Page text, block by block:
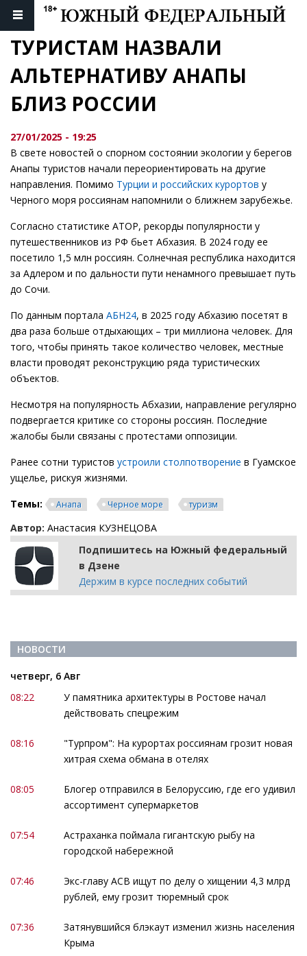
ТУРИСТАМ НАЗВАЛИ
АЛЬТЕРНАТИВУ АНАПЫ
БЛИЗ РОССИИ
27/01/2025 - 19:25
В свете новостей о спорном состоянии экологии у берегов
Анапы туристов начали переориентировать на другие
направления. Помимо Турции и российских курортов у
Черного моря россиянам напомнили о ближнем зарубежье.
Согласно статистике АТОР, рекорды популярности у
путешественников из РФ бьет Абхазия. В 2024 году ее
посетило 1,5 млн россиян. Солнечная республика находится
за Адлером и по дальности пути ненамного превышает путь
до Сочи.
По данным портала АБН24, в 2025 году Абхазию посетят в
два раза больше отдыхающих – три миллиона человек. Для
того, чтобы принять такое количество человек, местные
власти проводят реконструкцию ряда туристических
объектов.
Несмотря на популярность Абхазии, направление регулярно
подвергается критике со стороны россиян. Последние
жалобы были связаны с протестами оппозиции.
Ранее сотни туристов устроили столпотворение в Гуамское
ущелье, рискуя жизнями.
Темы:
Анапа Черное море туризм
Автор: Анастасия КУЗНЕЦОВА
Подпишитесь на Южный федеральный
в Дзене
Держим в курсе последних событий
НОВОСТИ
четверг, 6 Авг
08:22
У памятника архитектуры в Ростове начал
действовать спецрежим
08:16
"Турпром": На курортах россиянам грозит новая
хитрая схема обмана в отелях
08:05
Блогер отправился в Белоруссию, где его удивил
ассортимент супермаркетов
07:54
Астраханка поймала гигантскую рыбу на
городской набережной
07:46
Экс-главу АСВ ищут по делу о хищении 4,3 млрд
рублей, ему грозит тюремный срок
07:36
Затянувшийся блэкаут изменил жизнь населения
Крыма